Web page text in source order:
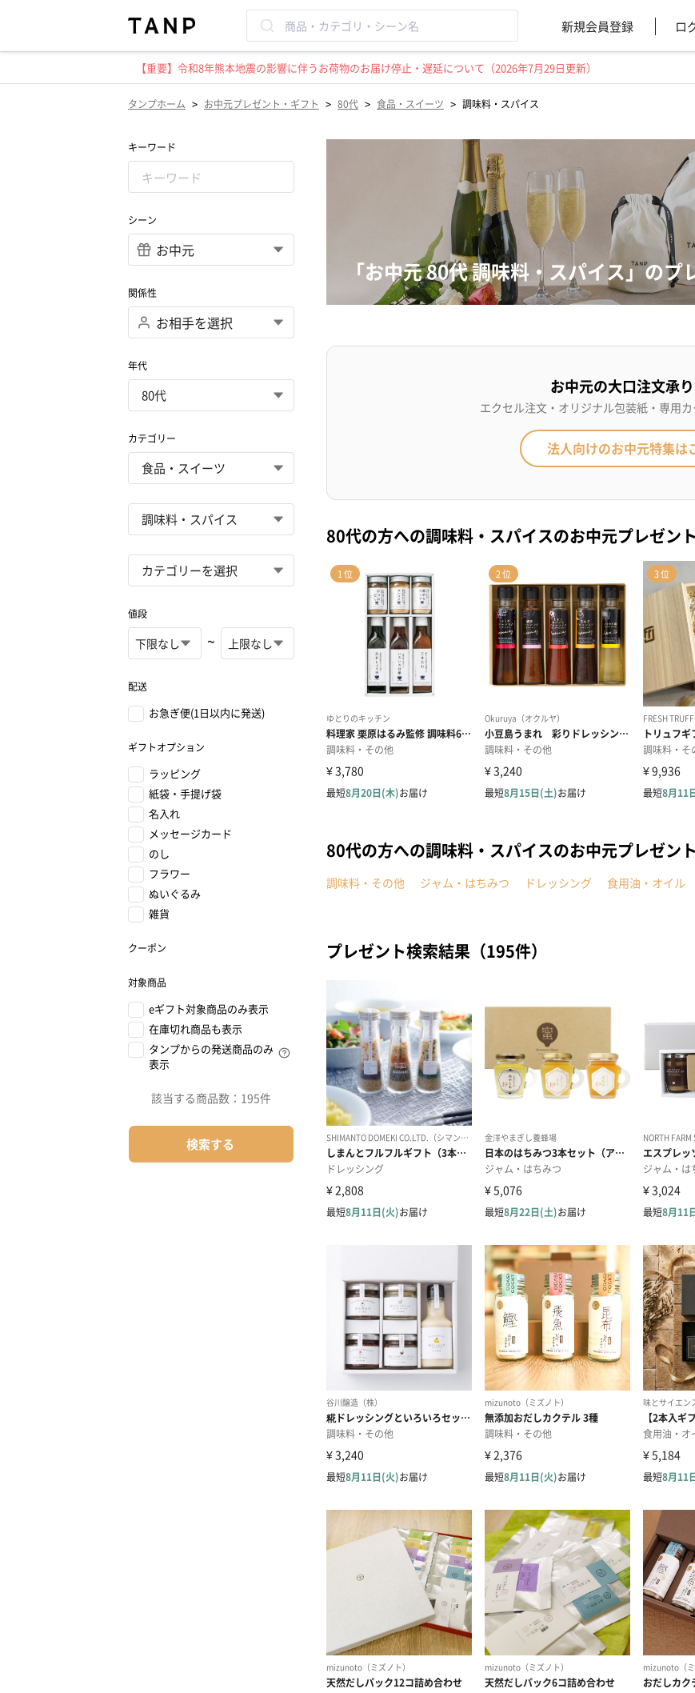
新規会員登録 ロ
【重要】令和8年熊本地震の影響に伴うお荷物のお届け停止・遅延について（2026年7月29日更新）
タンプホーム > お中元プレゼント・ギフト > 80代 > 食品・スイーツ > 調味料・スパイス
キーワード
シーン
関係性
年代
カテゴリー
値段
~
配送
お急ぎ便(1日以内に発送)
ギフトオプション
ラッピング
紙袋・手提げ袋
名入れ
メッセージカード
のし
フラワー
ぬいぐるみ
雑貨
クーポン
対象商品
eギフト対象商品のみ表示
在庫切れ商品も表示
タンプからの発送商品のみ
表示
該当する商品数： 195件
検索する
「お中元 80代 調味料・スパイス」の
お中元の大口注文承
エクセル注文・オリジナル包装紙・専用
法人向けのお中元特集は
80代の方への調味料・スパイスのお中元プレゼン
80代の方への調味料・スパイスのお中元プレゼン
調味料・その他 ジャム・はちみつ ドレッシング 食用油・オイル
プレゼント検索結果（195件）